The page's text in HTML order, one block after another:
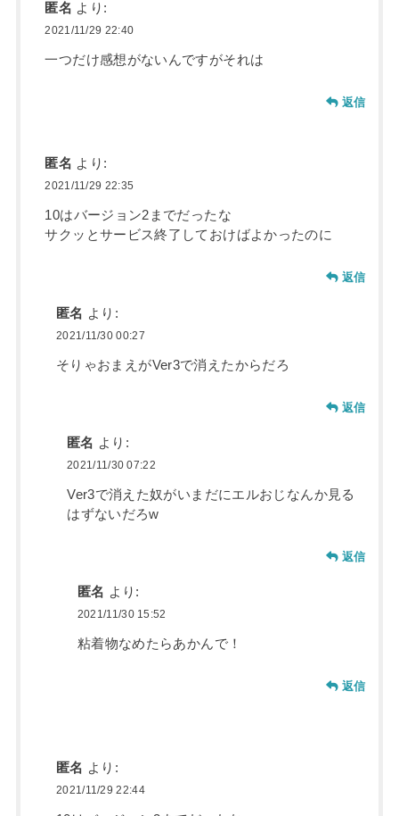
匿名 より:
2021/11/29 22:40
一つだけ感想がないんですがそれは
返信
匿名 より:
2021/11/29 22:35
10はバージョン2までだったな
サクッとサービス終了しておけばよかったのに
返信
匿名 より:
2021/11/30 00:27
そりゃおまえがVer3で消えたからだろ
返信
匿名 より:
2021/11/30 07:22
Ver3で消えた奴がいまだにエルおじなんか見る
はずないだろw
返信
匿名 より:
2021/11/30 15:52
粘着物なめたらあかんで！
返信
匿名 より:
2021/11/29 22:44